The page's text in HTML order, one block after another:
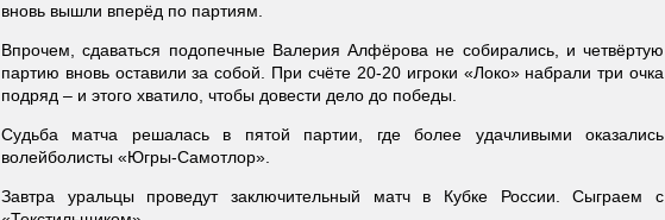
вновь вышли вперёд по партиям.
Впрочем, сдаваться подопечные Валерия Алфёрова не собирались, и четвёртую
партию вновь оставили за собой. При счёте 20-20 игроки «Локо» набрали три очка
подряд – и этого хватило, чтобы довести дело до победы.
Судьба матча решалась в пятой партии, где более удачливыми оказались
волейболисты «Югры-Самотлор».
Завтра уральцы проведут заключительный матч в Кубке России. Сыграем с